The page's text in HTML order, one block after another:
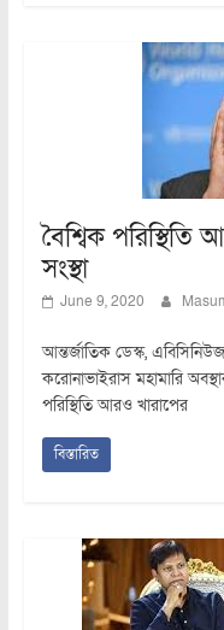
বৈশ্বিক পরিস্থিতি
সংস্থা
June 9, 2020
আন্তর্জাতিক ডেস্ক,
করোনাভাইরাস মহামারি
পরিস্থিতি আরও খারাপের
বিস্তারিত